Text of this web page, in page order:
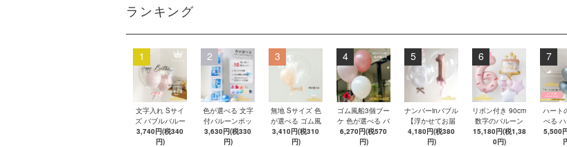
ランキング
1
文字入れ Sサイ
ズ バブルバルー
ン 【浮かせてお
届け】 バルーン
3,740円(税340
円)
2
色が選べる 文字
付バルーンボッ
クス 【ゴム風船
&文字パーツ付
3,630円(税330
円)
3
無地 Sサイズ 色
が選べる ゴム風
船 リボン付き バ
ブルバルーン
3,410円(税310
円)
4
ゴム風船3個ブー
ケ 色が選べる バ
ブルバルーン
【浮かせてお届
6,270円(税570
円)
5
ナンバーinバブル
【浮かせてお届
け】 単品 数字
4,180円(税380
円)
6
リボン付き 90cm
数字のバルーン
＆ 名入れ バース
デーケーキ ☆ピ
15,180円(税1,38
0円)
7
ハート
べる
のバル
ケ【浮
5,500